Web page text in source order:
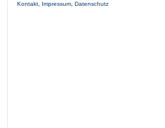
Kontakt
Impressum Datenschutz